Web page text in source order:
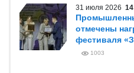
31 июля 2026
отмечены
фестиваля
1003